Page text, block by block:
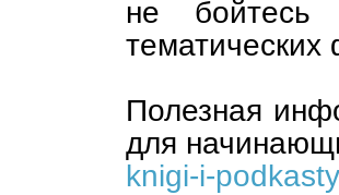
не бойтесь
Полезная
для
knigi-i-